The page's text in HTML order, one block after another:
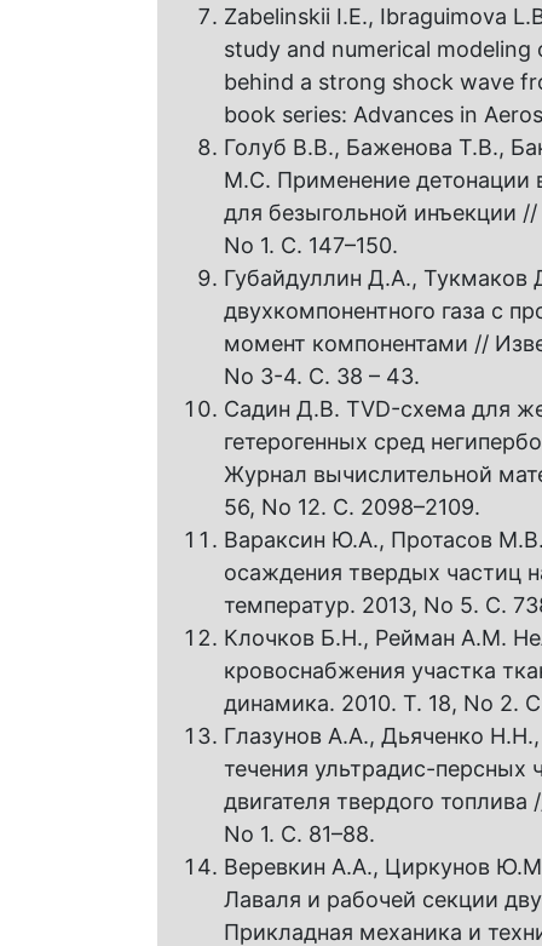
Zabelinskii I.E., Ibraguimova
study and numerical
behind a strong shock wave
book series: Advances in
Голуб В.В., Баженова Т.В.,
М.С. Применение детонации
для безыгольной инъекции
No 1. С. 147–150.
Губайдуллин Д.А.,
двухкомпонентного газа с
момент компонентами //
No 3-4. С. 38 – 43.
Садин Д.В. TVD-схема для
гетерогенных сред
Журнал вычислительной
56, No 12. С. 2098–2109.
Вараксин Ю.А., Протасов
осаждения твердых частиц
температур. 2013, No 5. С.
Клочков Б.Н., Рейман А.М.
кровоснабжения участка
динамика. 2010. Т. 18, No 2.
Глазунов А.А., Дьяченко
течения ультрадис-персных
двигателя твердого
No 1. С. 81–88.
Веревкин А.А., Циркунов
Лаваля и рабочей секции
Прикладная механика и